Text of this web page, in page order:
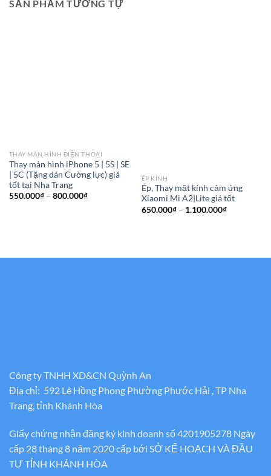
SẢN PHẨM TƯƠNG TỰ
THAY MÀN HÌNH ĐIỆN THOẠI
Thay màn hình iPhone 5 | 5S | SE
| 5C (Tặng dán Cường lực) giá
tốt tại Nha Trang
550.000₫ – 800.000₫Khoảng
ÉP KÍNH
Ép, Thay mặt kính cảm ứng
Xiaomi Mi A2|Lite giá tốt
650.000₫ – 1.100.000₫Khoảng
Công ty TNHH XD&CN Quỳnh An
Địa chỉ: 592 Lê Hồng Phong Phường Phước Hải , TP Nha
Trang, tỉnh Khánh Hòa
Giấy chứng nhận đăng ký kinh doanh số 4201905278 Ngày
cấp 28 tháng 8 năm 2020 cấp bới SỞ KẾ HOẠCH VÀ ĐẦU
TƯ TỈNH KHÁNH HÒA